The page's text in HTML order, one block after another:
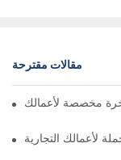
مقالات مقترحة
مخصصة لأعمالك
لأعمالك التجارية